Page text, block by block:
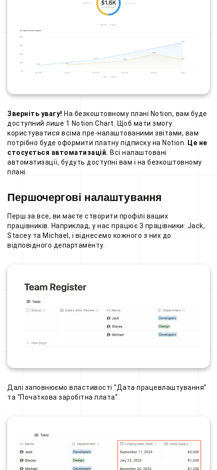
Зверніть увагу! На безкоштовному плані Notion, вам буде
доступний лише 1 Notion Chart. Щоб мати змогу
користуватися всіма пре-налаштованими звітами, вам
потрібно буде оформити платну підписку на Notion. Це не
стосується автоматизацій. Всі налаштовані
автоматизації, будуть доступні вам і на безкоштовному
плані.
Першочергові налаштування
Перш за все, ви маєте створити профілі ваших
працівників. Наприклад, у нас працює 3 працівники: Jack,
Stacey та Michael, і віднесемо кожного з них до
відповідного департаменту.
Далі заповнюємо властивості “Дата працевлаштування”
та “Початкова заробітна плата”.